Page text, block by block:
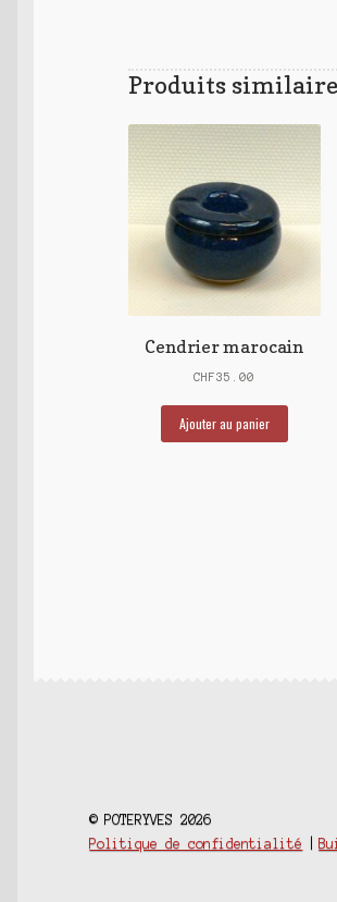
Produits
Cendrier marocain
CHF35.00
Ajouter au panier
© POTERYVES 2026
Politique de confidentialité